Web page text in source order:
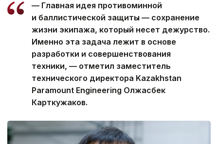
— Главная идея противоминной
и баллистической защиты — сохранение
жизни экипажа, который несет дежурство.
Именно эта задача лежит в основе
разработки и совершенствования
техники, — отметил заместитель
технического директора Kazakhstan
Paramount Engineering Олжасбек
Карткужаков.